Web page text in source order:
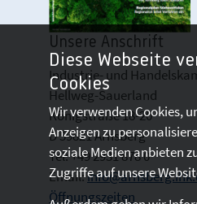
Unsere Anschrift
Industrie- und
Hellweg-Sauerland
Königstraße 18-20
D 59821 Arnsberg
Tel: +49 2931 878 0
Email:
Öffnungszeiten
Diese Webseite
Cookies
Wir verwenden Cookies,
Anzeigen zu
soziale Medien anbieten
Zugriffe auf unsere